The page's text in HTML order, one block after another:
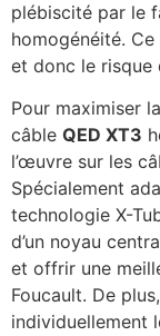
plébiscité par le
homogénéité.
et donc le risque
Pour maximiser
câble QED XT3
l’œuvre sur les
Spécialement
technologie X-
d’un noyau
et offrir une
Foucault. De
individuellement